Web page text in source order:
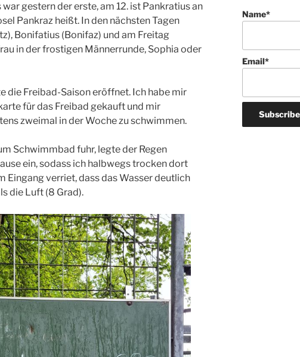
gestern der erste, am 12. ist Pankratius an
Pankraz heißt. In den nächsten Tagen
Bonifatius (Bonifaz) und am Freitag
in der frostigen Männerrunde, Sophia oder
die Freibad-Saison eröffnet. Ich habe mir
für das Freibad gekauft und mir
zweimal in der Woche zu schwimmen.
Schwimmbad fuhr, legte der Regen
ein, sodass ich halbwegs trocken dort
Eingang verriet, dass das Wasser deutlich
die Luft (8 Grad).
Name*
Email*